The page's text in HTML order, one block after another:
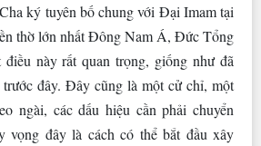
ký tuyên bố chung với Đại Imam tại
thờ lớn nhất Đông Nam Á, Đức Tổng
này rất quan trọng, giống như đã
đây. Đây cũng là một cử chỉ, một
ngài, các dấu hiệu cần phải chuyển
vọng đây là cách có thể bắt đầu xây